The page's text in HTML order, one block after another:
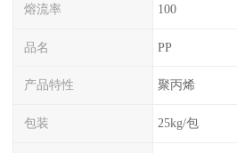
熔流率 100
品名 PP
产品特性 聚丙烯
包装 25kg/包